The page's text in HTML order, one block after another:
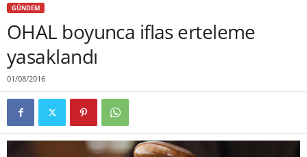
GÜNDEM
OHAL boyunca iflas erteleme
yasaklandı
01/08/2016